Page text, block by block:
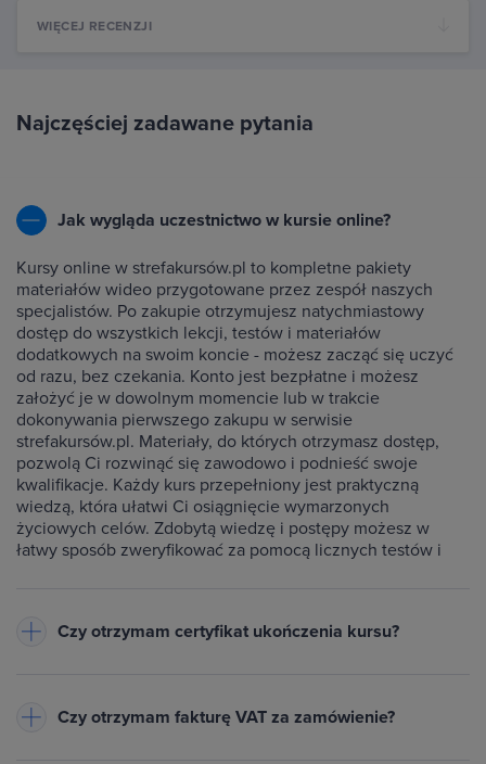
WIĘCEJ RECENZJI
Najczęściej zadawane pytania
Jak wygląda uczestnictwo w kursie online?
Kursy online w strefakursów.pl to kompletne pakiety
materiałów wideo przygotowane przez zespół naszych
specjalistów. Po zakupie otrzymujesz natychmiastowy
dostęp do wszystkich lekcji, testów i materiałów
dodatkowych na swoim koncie - możesz zacząć się uczyć
od razu, bez czekania. Konto jest bezpłatne i możesz
założyć je w dowolnym momencie lub w trakcie
dokonywania pierwszego zakupu w serwisie
strefakursów.pl. Materiały, do których otrzymasz dostęp,
pozwolą Ci rozwinąć się zawodowo i podnieść swoje
kwalifikacje. Każdy kurs przepełniony jest praktyczną
wiedzą, która ułatwi Ci osiągnięcie wymarzonych
życiowych celów. Zdobytą wiedzę i postępy możesz w
łatwy sposób zweryfikować za pomocą licznych testów i
Czy otrzymam certyfikat ukończenia kursu?
Twoim koncie w zakładce Certyfikaty. Warunkiem jego
Czy otrzymam fakturę VAT za zamówienie?